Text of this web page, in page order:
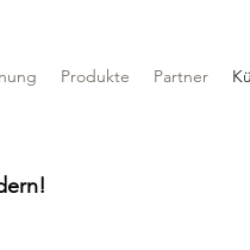
Produkte Partner